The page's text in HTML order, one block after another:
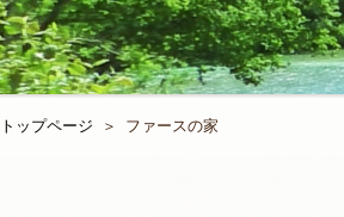
トップページ ファースの家